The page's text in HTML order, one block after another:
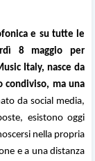
e su tutte le
8 maggio per
Italy, nasce da
ma una
da social media,
esistono oggi
nella propria
e a una distanza